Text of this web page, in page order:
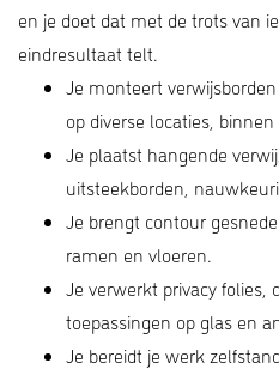
en je doet dat met de trots van
eindresultaat telt.
Je monteert
op diverse locaties,
Je plaatst hangende
uitsteekborden,
Je brengt contour
ramen en vloeren.
Je verwerkt privacy folies,
toepassingen op glas en
Je bereidt je werk